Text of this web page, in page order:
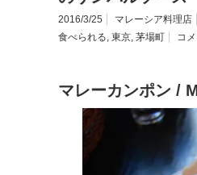
2016/3/25 マレーシア料理店
食べられる, 東京, 茅場町 コ
マレーカンポン /